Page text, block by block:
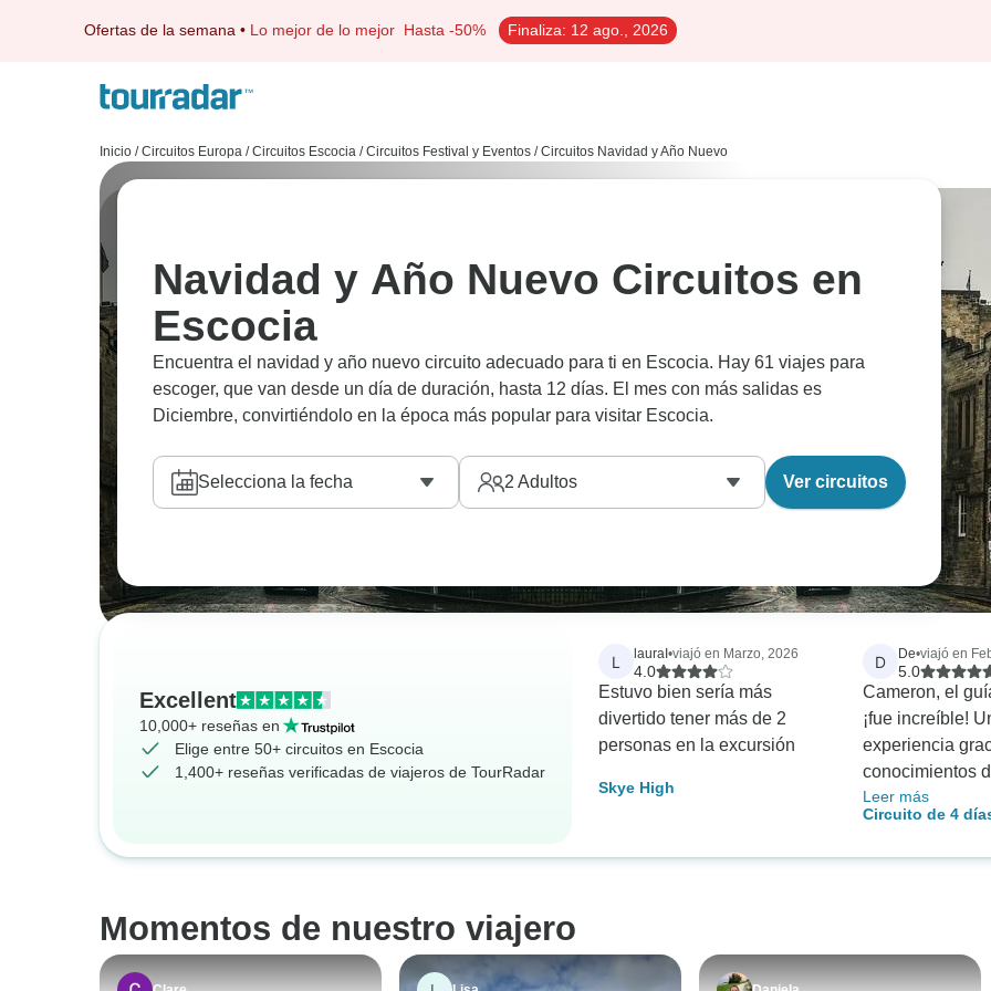
Ofertas de la semana • Lo mejor de lo mejor Hasta -50% Finaliza: 12 ago., 2026
Inicio / Circuitos Europa / Circuitos Escocia / Circuitos Festival y Eventos / Circuitos Navidad y Año Nuevo
Navidad y Año Nuevo Circuitos en
Escocia
Encuentra el navidad y año nuevo circuito adecuado para ti en Escocia. Hay 61 viajes para
escoger, que van desde un día de duración, hasta 12 días. El mes con más salidas es
Diciembre, convirtiéndolo en la época más popular para visitar Escocia.
Selecciona la fecha 2 Adultos Ver circuitos
Excellent
10,000+ reseñas en
Elige entre 50+ circuitos en Escocia
1,400+ reseñas verificadas de viajeros de TourRadar
L lauraI •viajó en Marzo, 2026
4.0
Estuvo bien sería más
divertido tener más de 2
personas en la excursión
Skye High
D De•viajó en
5.0
Cameron, el
¡fue increíble!
experiencia
conocimientos
¡Gracias
Cameron!
Leer más
Circuito de 4
las Tierras Altas
Momentos de nuestro viajero